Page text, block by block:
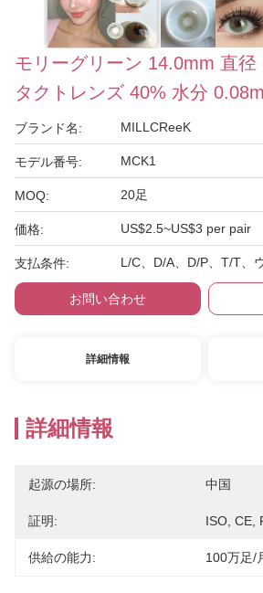
モリーグリーン 14.0mm 直径
タクトレンズ 40% 水分
ブランド名: MILLCReeK
モデル番号: MCK1
MOQ: 20足
価格: US$2.5~US$3 per pair
支払条件: L/C、D/A、D/P、T/T、
お問い合わせ
詳細情報
詳細情報
起源の場所: 中国
証明: ISO, CE,
供給の能力: 100万足/